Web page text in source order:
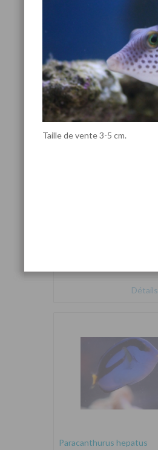
Canthigaster valentini
Détails
Détails
Paracanthurus hepatus
Taille de vente 3-5 cm.